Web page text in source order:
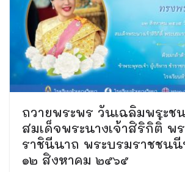
ถวายพระพร วันเฉลิมพระช
สมเด็จพระนางเจ้าสิริกิติ์ พ
ราชินีนาถ พระบรมราชชน
๑๒ สิงหาคม ๒๕๖๕